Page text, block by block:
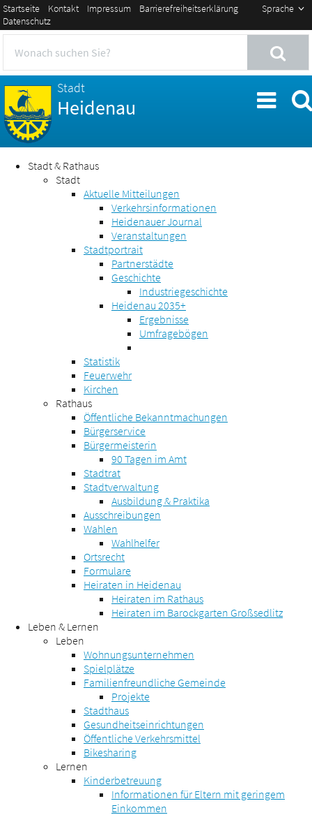
Sprache
Startseite Kontakt Impressum
Barrierefreiheitserklärung
Datenschutz
Stadt
Heidenau
Stadt & Rathaus
Stadt
Aktuelle Mitteilungen
Verkehrsinformationen
Heidenauer Journal
Veranstaltungen
Stadtportrait
Partnerstädte
Geschichte
Industriegeschichte
Heidenau 2035+
Ergebnisse
Umfragebögen
Statistik
Feuerwehr
Kirchen
Rathaus
Öffentliche Bekanntmachungen
Bürgerservice
Bürgermeisterin
90 Tagen im Amt
Stadtrat
Stadtverwaltung
Ausbildung & Praktika
Ausschreibungen
Wahlen
Wahlhelfer
Ortsrecht
Formulare
Heiraten in Heidenau
Heiraten im Rathaus
Heiraten im Barockgarten Großsedlitz
Leben & Lernen
Leben
Wohnungsunternehmen
Spielplätze
Familienfreundliche Gemeinde
Projekte
Stadthaus
Gesundheitseinrichtungen
Öffentliche Verkehrsmittel
Bikesharing
Lernen
Kinderbetreuung
Informationen für Eltern mit geringem
Einkommen